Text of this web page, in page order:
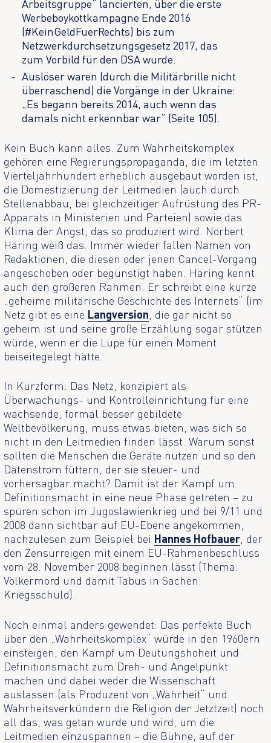
Arbeitsgruppe“ lancierten, über die erste
Werbeboykottkampagne Ende 2016
(#KeinGeldFuerRechts) bis zum
Netzwerkdurchsetzungsgesetz 2017, das
zum Vorbild für den DSA wurde.
Auslöser waren (durch die Militärbrille nicht
überraschend) die Vorgänge in der Ukraine:
„Es begann bereits 2014, auch wenn das
damals nicht erkennbar war“ (Seite 105).
Kein Buch kann alles. Zum Wahrheitskomplex
gehören eine Regierungspropaganda, die im letzten
Vierteljahrhundert erheblich ausgebaut worden ist,
die Domestizierung der Leitmedien (auch durch
Stellenabbau, bei gleichzeitiger Aufrüstung des PR-
Apparats in Ministerien und Parteien) sowie das
Klima der Angst, das so produziert wird. Norbert
Häring weiß das. Immer wieder fallen Namen von
Redaktionen, die diesen oder jenen Cancel-Vorgang
angeschoben oder begünstigt haben. Häring kennt
auch den größeren Rahmen. Er schreibt eine kurze
„geheime militärische Geschichte des Internets“ (im
Netz gibt es eine Langversion , die gar nicht so
geheim ist und seine große Erzählung sogar stützen
würde, wenn er die Lupe für einen Moment
beiseitegelegt hätte.
In Kurzform: Das Netz, konzipiert als
Überwachungs- und Kontrolleinrichtung für eine
wachsende, formal besser gebildete
Weltbevölkerung, muss etwas bieten, was sich so
nicht in den Leitmedien finden lässt. Warum sonst
sollten die Menschen die Geräte nutzen und so den
Datenstrom füttern, der sie steuer- und
vorhersagbar macht? Damit ist der Kampf um
Definitionsmacht in eine neue Phase getreten – zu
spüren schon im Jugoslawienkrieg und bei 9/11 und
2008 dann sichtbar auf EU-Ebene angekommen,
nachzulesen zum Beispiel bei Hannes Hofbauer , der
den Zensurreigen mit einem EU-Rahmenbeschluss
vom 28. November 2008 beginnen lässt (Thema:
Völkermord und damit Tabus in Sachen
Kriegsschuld).
Noch einmal anders gewendet: Das perfekte Buch
über den „Wahrheitskomplex“ würde in den 1960ern
einsteigen, den Kampf um Deutungshoheit und
Definitionsmacht zum Dreh- und Angelpunkt
machen und dabei weder die Wissenschaft
auslassen (als Produzent von „Wahrheit“ und
Wahrheitsverkündern die Religion der Jetztzeit) noch
all das, was getan wurde und wird, um die
Leitmedien einzuspannen – die Bühne, auf der